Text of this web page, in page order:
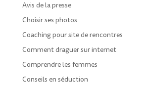
Avis de la presse
Choisir ses photos
Coaching pour site de rencontres
Comment draguer sur internet
Comprendre les femmes
Conseils en séduction